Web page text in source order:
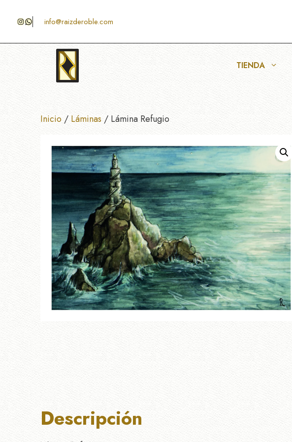
Instagram
WhatsAppinfo@raizderoble.com
TIENDA
Inicio / Láminas / Lámina Refugio
Descripción